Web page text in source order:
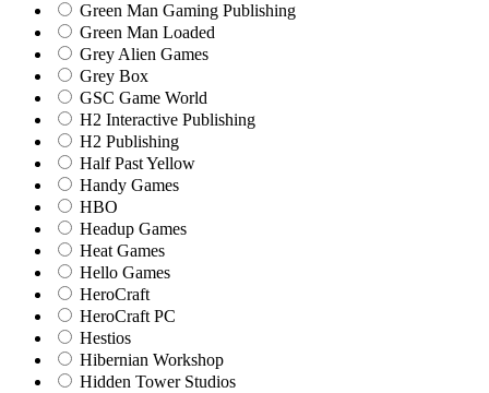
Green Man Gaming Publishing
Green Man Loaded
Grey Alien Games
Grey Box
GSC Game World
H2 Interactive Publishing
H2 Publishing
Half Past Yellow
Handy Games
HBO
Headup Games
Heat Games
Hello Games
HeroCraft
HeroCraft PC
Hestios
Hibernian Workshop
Hidden Tower Studios